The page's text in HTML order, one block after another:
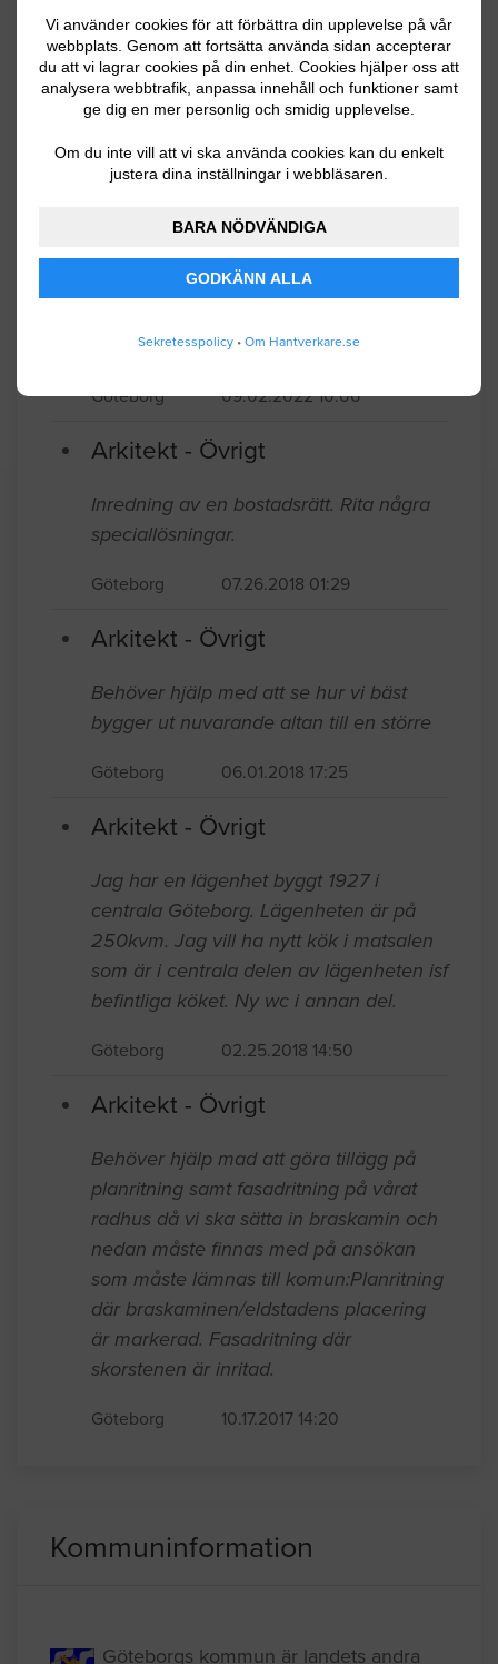
Vi använder cookies för att förbättra din upplevelse på vår
webbplats. Genom att fortsätta använda sidan accepterar
du att vi lagrar cookies på din enhet. Cookies hjälper oss att
analysera webbtrafik, anpassa innehåll och funktioner samt
ge dig en mer personlig och smidig upplevelse.
Om du inte vill att vi ska använda cookies kan du enkelt
justera dina inställningar i webbläsaren.
BARA NÖDVÄNDIGA
GODKÄNN ALLA
Sekretesspolicy • Om Hantverkare.se
Vi ska bygga om råvind i vårt brf till
lägenheter, på plantagegatan 3 i
Göteborg, ytan är ca 300kvm, vi skulle
göras. Det är ingen hiss upp till vinden,
flera mindre lägenheter upp till 35kvm
01.09.2025 19:30
med resten av huset. Helst En rund bodd
som ska vara kontor och förvaring.
Arkitekt - Övrigt
Inredning av en bostadsrätt. Rita några
speciallösningar.
Arkitekt - Övrigt
Behöver hjälp med att se hur vi bäst
bygger ut nuvarande altan till en större
Arkitekt - Övrigt
Jag har en lägenhet byggt 1927 i
centrala Göteborg. Lägenheten är på
som är i centrala delen av lägenheten isf
befintliga köket. Ny wc i annan del.
Arkitekt - Övrigt
Behöver hjälp mad att göra tillägg på
planritning samt fasadritning på vårat
radhus då vi ska sätta in braskamin och
nedan måste finnas med på ansökan
som måste lämnas till komun:Planritning
är markerad. Fasadritning där
Kommuninformation